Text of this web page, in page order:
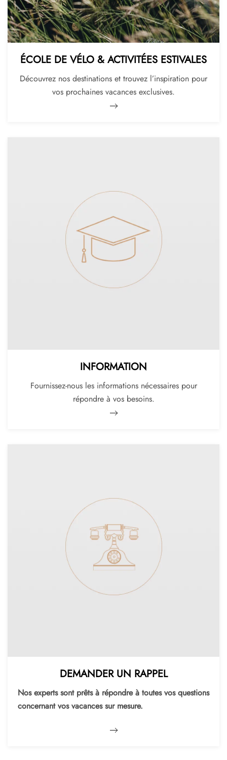
ÉCOLE DE VÉLO & ACTIVITÉES ESTIVALES
Découvrez nos destinations et trouvez l’inspiration pour
vos prochaines vacances exclusives.
INFORMATION
Fournissez-nous les informations nécessaires pour
répondre à vos besoins.
DEMANDER UN RAPPEL
Nos experts sont prêts à répondre à toutes vos questions
concernant vos vacances sur mesure.